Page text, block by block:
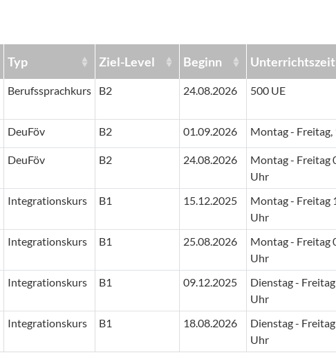
Typ Ziel-Level Beginn Unterrichtszeit
Berufssprachkurs B2 24.08.2026 500 UE
DeuFöv B2 01.09.2026 Montag -
DeuFöv B2 24.08.2026
Montag - Freitag
Uhr
Integrationskurs B1 15.12.2025
Montag - Freitag
Uhr
Integrationskurs B1 25.08.2026
Montag - Freitag
Uhr
Integrationskurs B1 09.12.2025
Dienstag -
Uhr
Integrationskurs B1 18.08.2026
Dienstag -
Uhr